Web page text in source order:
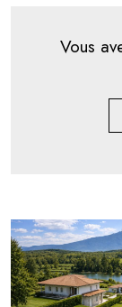
Vous